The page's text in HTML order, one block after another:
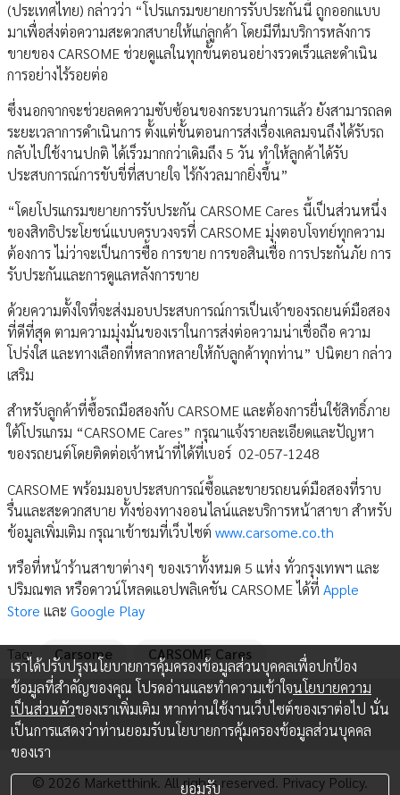
(ประเทศไทย) กล่าวว่า “โปรแกรมขยายการรับประกันนี้ ถูกออกแบบ
มาเพื่อส่งต่อความสะดวกสบายให้แก่ลูกค้า โดยมีทีมบริการหลังการ
ขายของ CARSOME ช่วยดูแลในทุกขั้นตอนอย่างรวดเร็วและดำเนิน
การอย่างไร้รอยต่อ
ซึ่งนอกจากจะช่วยลดความซับซ้อนของกระบวนการแล้ว ยังสามารถลด
ระยะเวลาการดำเนินการ ตั้งแต่ขั้นตอนการส่งเรื่องเคลมจนถึงได้รับรถ
กลับไปใช้งานปกติ ได้เร็วมากกว่าเดิมถึง 5 วัน ทำให้ลูกค้าได้รับ
ประสบการณ์การขับขี่ที่สบายใจ ไร้กังวลมากยิ่งขึ้น”
“โดยโปรแกรมขยายการรับประกัน CARSOME Cares นี้เป็นส่วนหนึ่ง
ของสิทธิประโยชน์แบบครบวงจรที่ CARSOME มุ่งตอบโจทย์ทุกความ
ต้องการ ไม่ว่าจะเป็นการซื้อ การขาย การขอสินเชื่อ การประกันภัย การ
รับประกันและการดูแลหลังการขาย
ด้วยความตั้งใจที่จะส่งมอบประสบการณ์การเป็นเจ้าของรถยนต์มือสอง
ที่ดีที่สุด ตามความมุ่งมั่นของเราในการส่งต่อความน่าเชื่อถือ ความ
โปร่งใส และทางเลือกที่หลากหลายให้กับลูกค้าทุกท่าน” ปนิตยา กล่าว
เสริม
สำหรับลูกค้าที่ซื้อรถมือสองกับ CARSOME และต้องการยื่นใช้สิทธิ์ภาย
ใต้โปรแกรม “CARSOME Cares” กรุณาแจ้งรายละเอียดและปัญหา
ของรถยนต์โดยติดต่อเจ้าหน้าที่ได้ที่เบอร์ 02-057-1248
CARSOME พร้อมมอบประสบการณ์ซื้อและขายรถยนต์มือสองที่ราบ
รื่นและสะดวกสบาย ทั้งช่องทางออนไลน์และบริการหน้าสาขา สำหรับ
ข้อมูลเพิ่มเติม กรุณาเข้าชมที่เว็บไซต์ www.carsome.co.th
หรือที่หน้าร้านสาขาต่างๆ ของเราทั้งหมด 5 แห่ง ทั่วกรุงเทพฯ และ
ปริมณฑล หรือดาวน์โหลดแอปพลิเคชัน CARSOME ได้ที่ Apple
Store และ Google Play
Tag: Carsome CARSOME Cares
© 2026 Marketthink. All rights reserved. Privacy Policy.
เราได้ปรับปรุงนโยบายการคุ้มครองข้อมูลส่วนบุคคลเพื่อปกป้อง
ข้อมูลที่สำคัญของคุณ โปรดอ่านและทำความเข้าใจนโยบายความ
เป็นส่วนตัวของเราเพิ่มเติม หากท่านใช้งานเว็บไซต์ของเราต่อไป นั่น
เป็นการแสดงว่าท่านยอมรับนโยบายการคุ้มครองข้อมูลส่วนบุคคล
ของเรา
ยอมรับ